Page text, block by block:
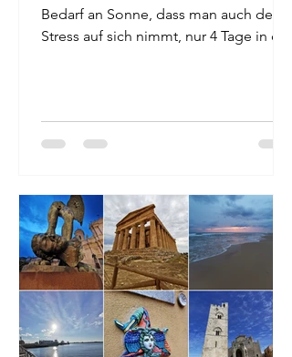
Bedarf an Sonne, dass man auch den
Stress auf sich nimmt, nur 4 Tage in die